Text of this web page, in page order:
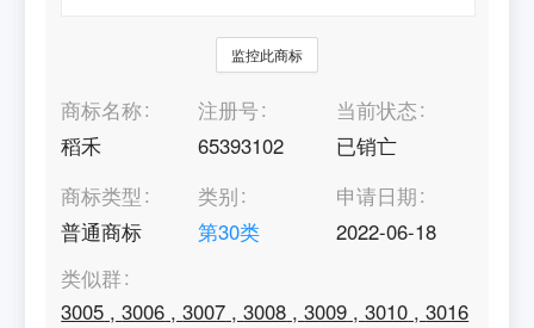
监控此商标
商标名称
稻禾
注册号
65393102
当前状态
已销亡
商标类型
普通商标
类别
第30类
申请日期
2022-06-18
类似群
3005 ,3006 ,3007 ,3008 ,3009 ,3010 ,3016